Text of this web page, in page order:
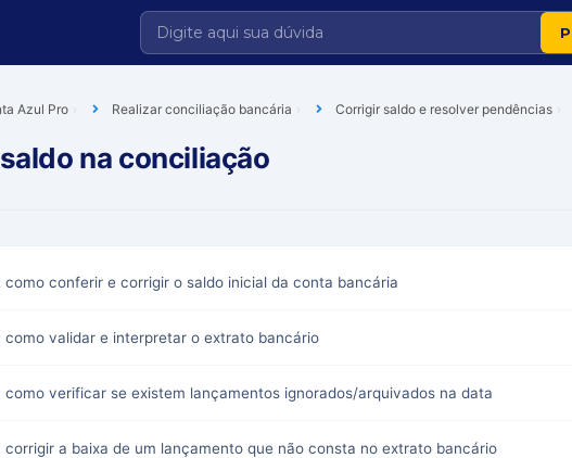
Azul Pro Realizar conciliação bancária Corrigir saldo e resolver pendências
na conciliação
como conferir e corrigir o saldo inicial da conta bancária
como validar e interpretar o extrato bancário
como verificar se existem lançamentos ignorados/arquivados na data
corrigir a baixa de um lançamento que não consta no extrato bancário